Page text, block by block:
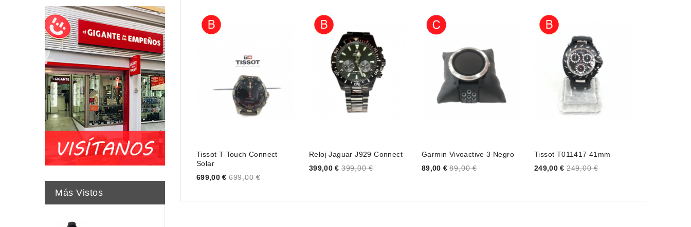
Más Vistos
Tissot T-Touch Connect
Solar
Price
699,00 € 699,00 €
Reloj Jaguar J929 Connect
Price
399,00 € 399,00 €
Garmin Vivoactive 3 Negro
Price
89,00 € 89,00 €
Tissot T011417 41mm
Price
249,00 € 249,00 €